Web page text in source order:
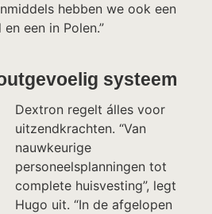
hebben we ook een
een in Polen.”
systeem
Dextron regelt álles voor
uitzendkrachten. “Van
nauwkeurige
personeelsplanningen tot
complete huisvesting”, legt
Hugo uit. “In de afgelopen